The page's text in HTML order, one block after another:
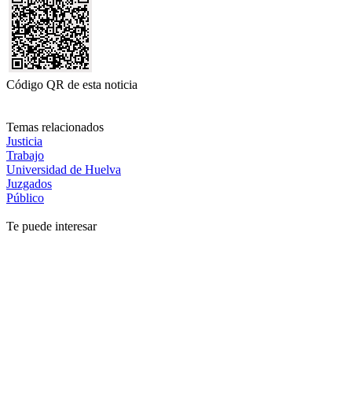
Código QR de esta noticia
Temas relacionados
Justicia
Trabajo
Universidad de Huelva
Juzgados
Público
Te puede interesar